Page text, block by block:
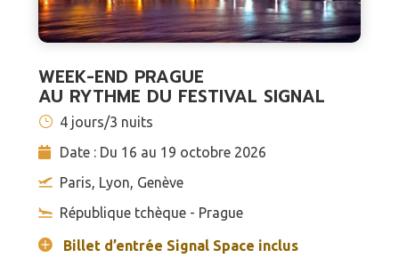
WEEK-END PRAGUE
AU RYTHME DU FESTIVAL SIGNAL
4 jours/3 nuits
Date : Du 16 au 19 octobre 2026
Paris, Lyon, Genève
République tchèque - Prague
Billet d’entrée Signal Space inclus